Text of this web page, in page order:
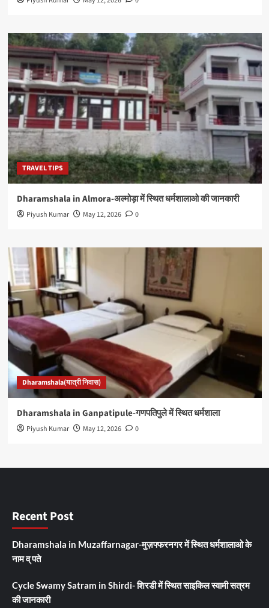
TRAVEL TIPS
Dharamshala in Almora-अल्मोड़ा में स्थित धर्मशालाओ की जानकारी
Piyush Kumar May 12, 2026 0
Dharamshala(यात्री निवास)
Dharamshala in Ganpatipule-गणपतिपुले में स्थित धर्मशाला
Piyush Kumar May 12, 2026 0
Recent Post
Dharamshala in Muzaffarnagar-मुज़फ्फरनगर में स्थित धर्मशालाओ के
नाम व् पते
Cycle Swamy Satram in Shirdi- शिरडी में स्थित साइकिल स्वामी सत्रम
की जानकारी